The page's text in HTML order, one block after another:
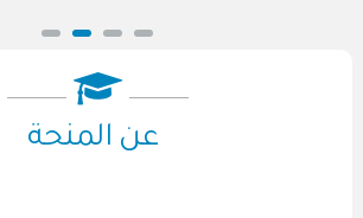
عن المنحة